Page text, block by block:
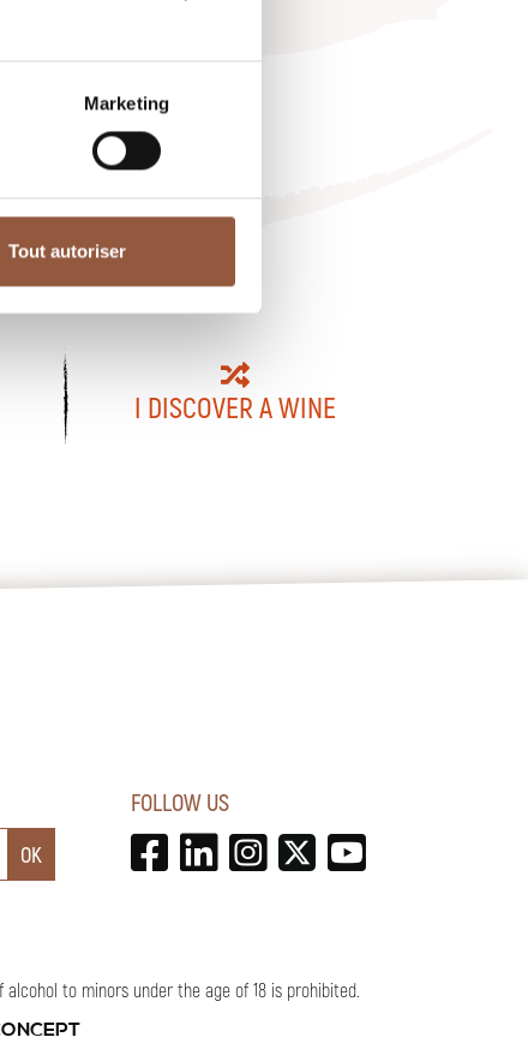
Marketing
Tout autoriser
I DISCOVER A WINE
FOLLOW US
to minors under the age of 18 is prohibited.